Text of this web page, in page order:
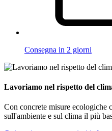
Consegna in 2 giorni
Lavoriamo nel rispetto del
Con concrete misure ecologiche
sull'ambiente e sul clima il più